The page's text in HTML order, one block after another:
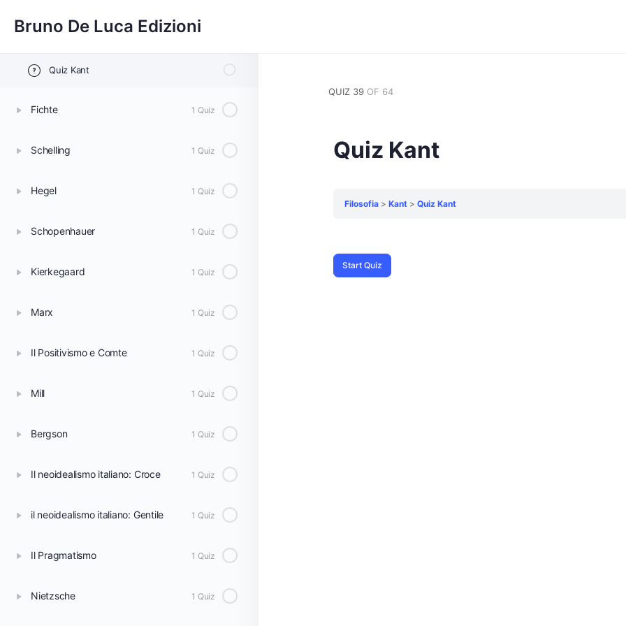
Bruno De Luca Edizioni
Kant 1 Quiz
Quiz Kant
Fichte 1 Quiz
Schelling 1 Quiz
Hegel 1 Quiz
Schopenhauer 1 Quiz
Kierkegaard 1 Quiz
Marx 1 Quiz
Il Positivismo e Comte 1 Quiz
Mill 1 Quiz
Bergson 1 Quiz
Il neoidealismo italiano: Croce 1 Quiz
il neoidealismo italiano: Gentile 1 Quiz
Il Pragmatismo 1 Quiz
Nietzsche 1 Quiz
QUIZ 39 OF 64
Quiz Kant
Filosofia Kant Quiz Kant